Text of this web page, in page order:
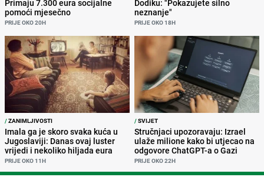
Primaju 7.300 eura socijalne
pomoći mjesečno
PRIJE OKO 20H
Dodiku: "Pokazujete silno
neznanje"
PRIJE OKO 18H
/ZANIMLJIVOSTI
Imala ga je skoro svaka kuća u
Jugoslaviji: Danas ovaj luster
vrijedi i nekoliko hiljada eura
PRIJE OKO 11H
/SVIJET
Stručnjaci upozoravaju: Izrael
ulaže milione kako bi utjecao na
odgovore ChatGPT-a o Gazi
PRIJE OKO 22H